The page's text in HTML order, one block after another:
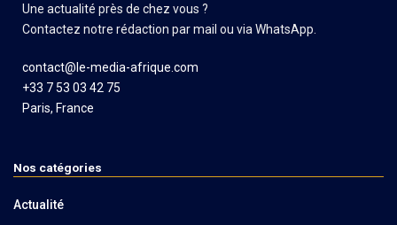
Une actualité près de chez vous ?
Contactez notre rédaction par mail ou via WhatsApp.
contact@le-media-afrique.com
+33 7 53 03 42 75
Paris, France
Nos catégories
Actualité